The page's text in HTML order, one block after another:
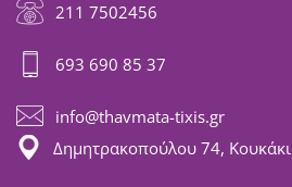
211 7502456
693 690 85 37
info@thavmata-tixis.gr
Δημητρακοπούλου 74, Κουκάκι